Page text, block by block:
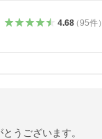
4.68（95件）
うございます。